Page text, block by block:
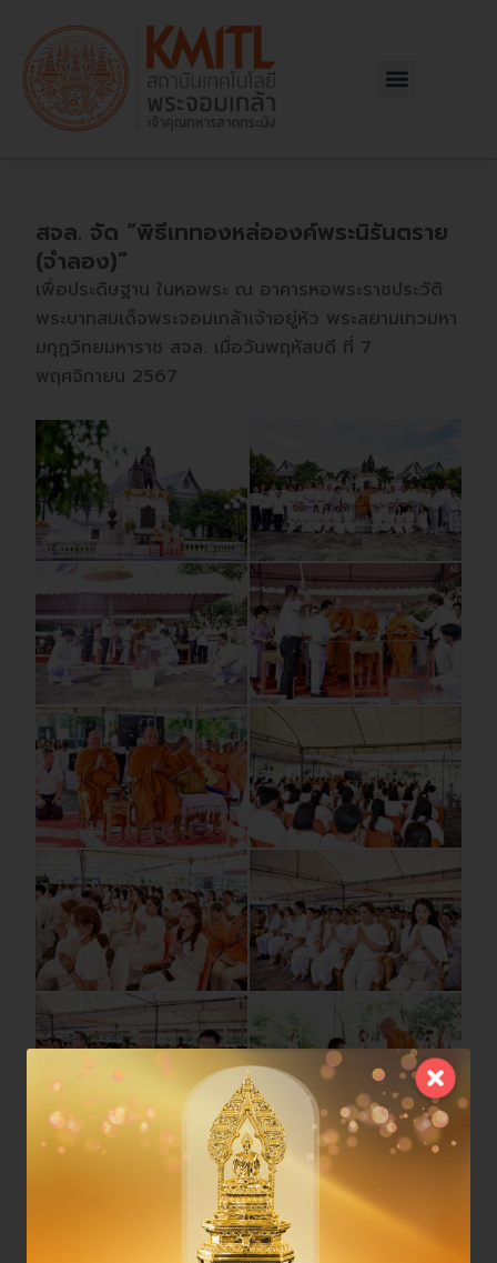
content
Menu
สจล. จัด “พิธีเททองหล่อองค์พระนิรันตราย
(จำลอง)”
เพื่อประดิษฐาน ในหอพระ ณ อาคารหอพระราชประวัติ
พระบาทสมเด็จพระจอมเกล้าเจ้าอยู่หัว พระสยามเทวมหา
มกุฏวิทยมหาราช สจล. เมื่อวันพฤหัสบดี ที่ 7
พฤศจิกายน 2567
navigation